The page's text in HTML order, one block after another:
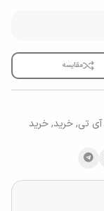
مقایسه
آی تی,خرید,خرید